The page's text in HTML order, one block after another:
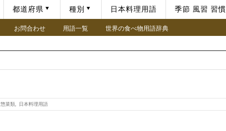
都道府県 種別 日本料理用語 季節 風習 習慣
お問合わせ 用語一覧 世界の食べ物用語辞典
惣菜類 日本料理用語